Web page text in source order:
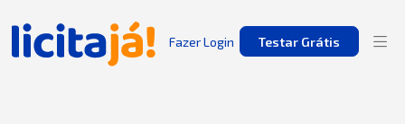
Fazer Login Testar Grátis